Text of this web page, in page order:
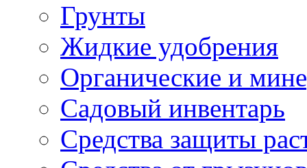
Грунты
Жидкие удобрения
Органические и
Садовый инвентарь
Средства защиты